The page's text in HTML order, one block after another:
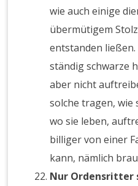
wie auch einige
übermütigem
entstanden ließen.
ständig schwarze
aber nicht
solche tragen, wie
wo sie leben,
billiger von einer
kann, nämlich
Nur Ordensritter